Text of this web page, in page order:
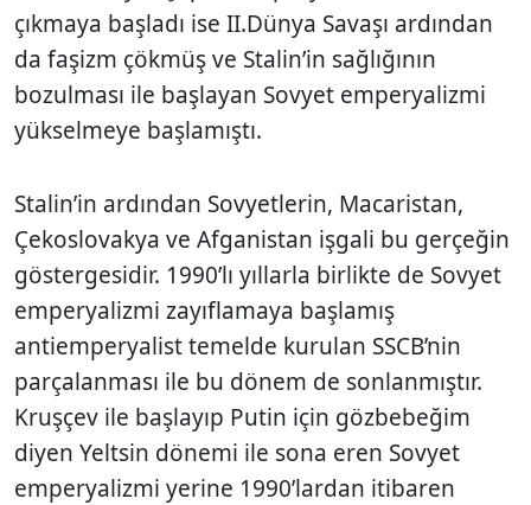
çıkmaya başladı ise II.Dünya Savaşı ardından
da faşizm çökmüş ve Stalin’in sağlığının
bozulması ile başlayan Sovyet emperyalizmi
yükselmeye başlamıştı.
Stalin’in ardından Sovyetlerin, Macaristan,
Çekoslovakya ve Afganistan işgali bu gerçeğin
göstergesidir. 1990’lı yıllarla birlikte de Sovyet
emperyalizmi zayıflamaya başlamış
antiemperyalist temelde kurulan SSCB’nin
parçalanması ile bu dönem de sonlanmıştır.
Kruşçev ile başlayıp Putin için gözbebeğim
diyen Yeltsin dönemi ile sona eren Sovyet
emperyalizmi yerine 1990’lardan itibaren